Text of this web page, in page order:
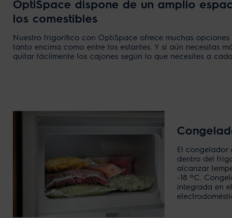
OptiSpace dispone de un amplio
los comestibles
Nuestro frigorífico con OptiSpace ofrece muchas
tanto encima como entre los estantes. Y si aún necesitas
quitar fácilmente los cajones según lo que necesites a
El congelador
dentro del
alcanzar
-18 ºC.
integrada en